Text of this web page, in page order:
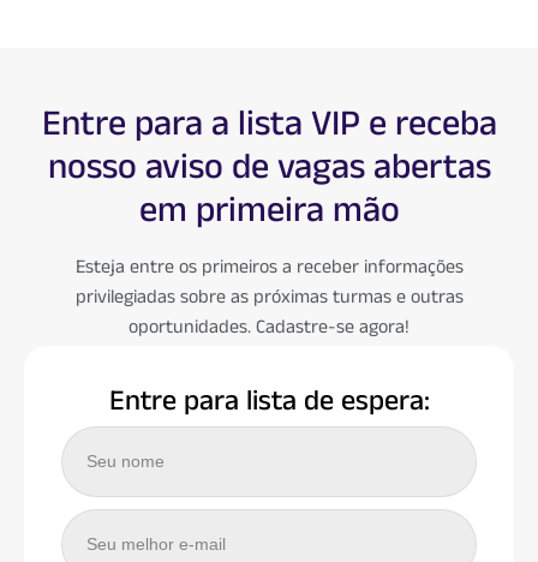
Entre para a lista VIP e receba
nosso aviso de vagas abertas
em primeira mão
Esteja entre os primeiros a receber informações
privilegiadas sobre as próximas turmas e outras
oportunidades. Cadastre-se agora!
Entre para lista de espera: